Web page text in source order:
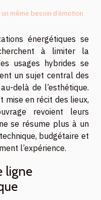
même besoin d’émotion
énergétiques se
à limiter la
usages hybrides se
un sujet central des
delà de l’esthétique.
mise en récit des lieux,
revoient leurs
se résume plus à un
budgétaire et
l’expérience.
ligne